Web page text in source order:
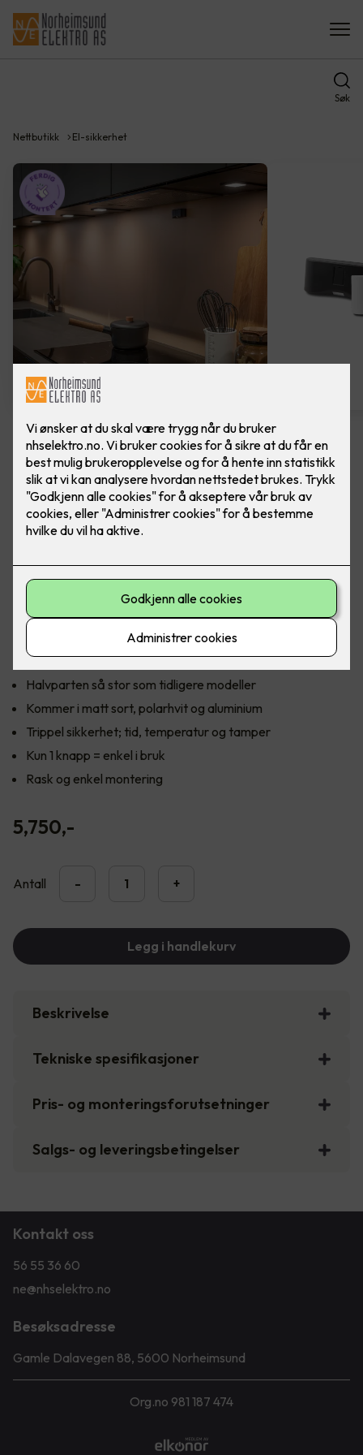
Søk
Nettbutikk El-sikkerhet
Komfyrvakt mKomfy Wally
m/trådløs sensor
Komfyrvakt mKomfy 25 Wally fra CTM Lyng.
CTM Lyngs nyeste komfyrvakt mKomfy Wally er halvparten
så stor som forgjengeren, med en sensor som kun er 81 mm
lang. Den har et tredobbelt sikkerhetssystem i form av
timerfunksjon, vakt for overtemperatur og tampersikring
som forhindrer bruk hvis sensoren fjernes.
Halvparten så stor som tidligere modeller
Kommer i matt sort, polarhvit og aluminium
Trippel sikkerhet; tid, temperatur og tamper
Kun 1 knapp = enkel i bruk
Rask og enkel montering
5,750,-
Antall - +
Legg i handlekurv
Beskrivelse
Tekniske spesifikasjoner
Pris- og monteringsforutsetninger
Salgs- og leveringsbetingelser
Kontakt oss
56 55 36 60
ne@nhselektro.no
Besøksadresse
Gamle Dalavegen 88, 5600 Norheimsund
Org.no 981 187 474